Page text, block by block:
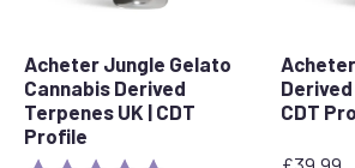
Acheter Jungle Gelato
Cannabis Derived
Terpenes UK | CDT
Profile
CDT